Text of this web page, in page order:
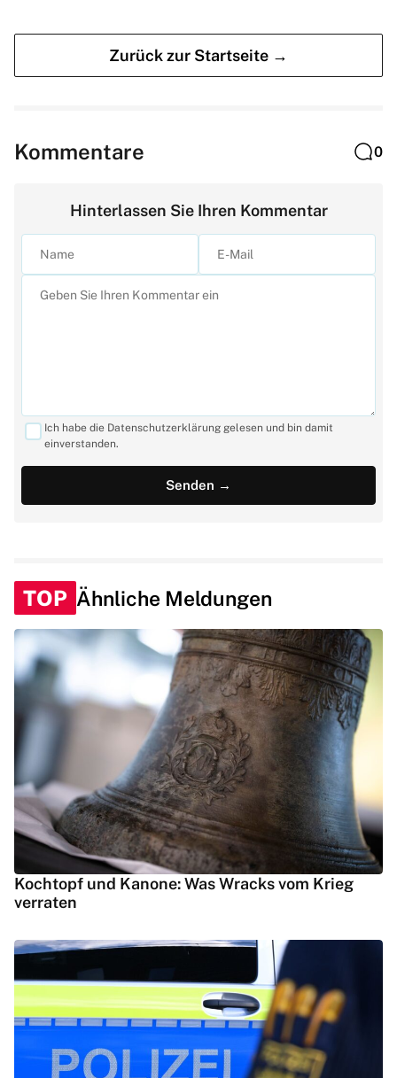
Zurück zur Startseite →
Kommentare 0
Hinterlassen Sie Ihren Kommentar
Ich habe die Datenschutzerklärung gelesen und bin damit
einverstanden.
TOP Ähnliche Meldungen
Kochtopf und Kanone: Was Wracks vom Krieg
verraten